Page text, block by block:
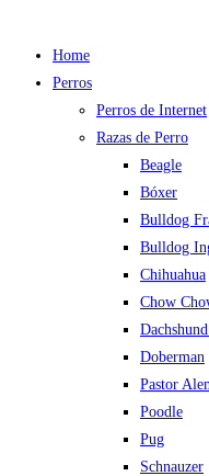
Home
Perros
Perros de Internet
Razas de Perro
Beagle
Bóxer
Bulldog
Bulldog
Chihuahua
Chow
Doberman
Pastor
Poodle
Pug
Schnauzer